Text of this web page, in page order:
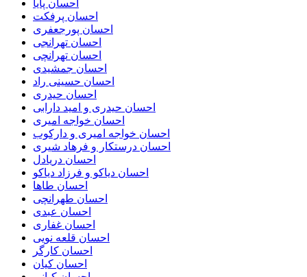
احسان پایا
احسان پرفکت
احسان پورجعفری
احسان تهرانجی
احسان تهرانچی
احسان جمشیدی
احسان حسینی راد
احسان حیدری
احسان حیدری و امید دارابی
احسان خواجه امیری
احسان خواجه امیری و دارکوب
احسان درستكار و فرهاد شيرى
احسان دریادل
احسان دیاکو و فرزاد دیاکو
احسان طاها
احسان طهرانچی
احسان عبدی
احسان غفاری
احسان قلعه نویی
احسان کارگر
احسان کیان